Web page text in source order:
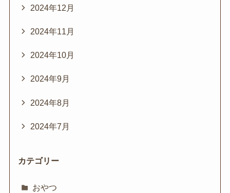
2024年12月
2024年11月
2024年10月
2024年9月
2024年8月
2024年7月
カテゴリー
おやつ